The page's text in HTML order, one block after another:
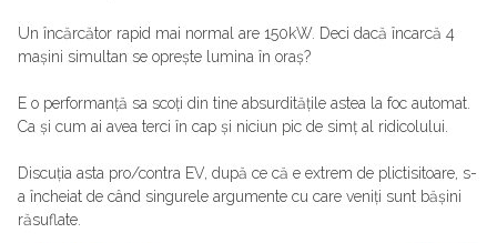
Un încărcător rapid mai normal are 150kW. Deci dacă încarcă 4
mașini simultan se oprește lumina în oraș?
E o performanță sa scoți din tine absurditățile astea la foc automat.
Ca și cum ai avea terci în cap și niciun pic de simț al ridicolului.
Discuția asta pro/contra EV, după ce că e extrem de plictisitoare, s-
a încheiat de când singurele argumente cu care veniți sunt bășini
răsuflate.